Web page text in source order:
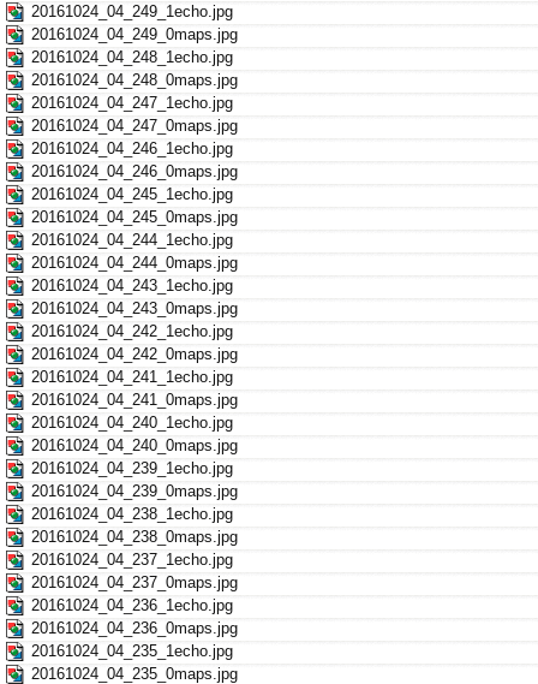
20161024_04_249_1echo.jpg
20161024_04_249_0maps.jpg
20161024_04_248_1echo.jpg
20161024_04_248_0maps.jpg
20161024_04_247_1echo.jpg
20161024_04_247_0maps.jpg
20161024_04_246_1echo.jpg
20161024_04_246_0maps.jpg
20161024_04_245_1echo.jpg
20161024_04_245_0maps.jpg
20161024_04_244_1echo.jpg
20161024_04_244_0maps.jpg
20161024_04_243_1echo.jpg
20161024_04_243_0maps.jpg
20161024_04_242_1echo.jpg
20161024_04_242_0maps.jpg
20161024_04_241_1echo.jpg
20161024_04_241_0maps.jpg
20161024_04_240_1echo.jpg
20161024_04_240_0maps.jpg
20161024_04_239_1echo.jpg
20161024_04_239_0maps.jpg
20161024_04_238_1echo.jpg
20161024_04_238_0maps.jpg
20161024_04_237_1echo.jpg
20161024_04_237_0maps.jpg
20161024_04_236_1echo.jpg
20161024_04_236_0maps.jpg
20161024_04_235_1echo.jpg
20161024_04_235_0maps.jpg